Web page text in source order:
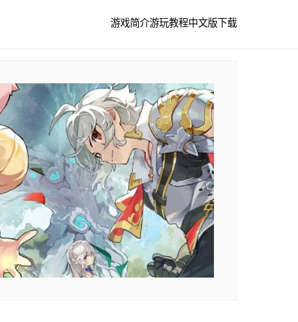
游戏简介游玩教程中文版下载